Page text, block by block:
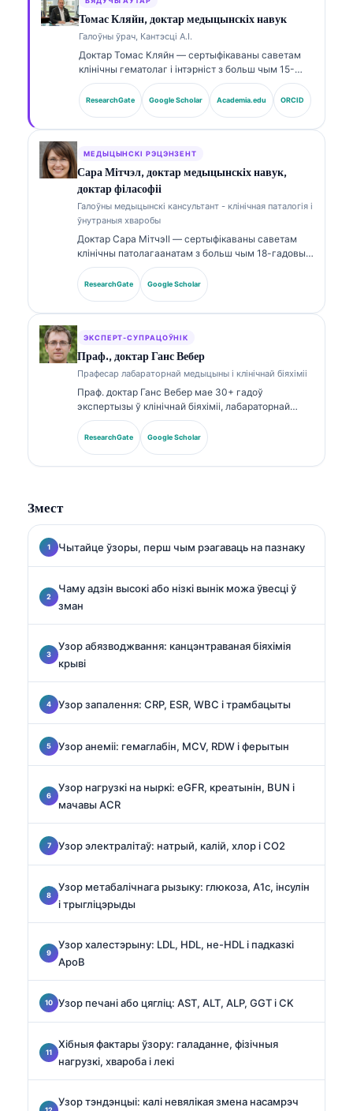
Томас Кляйн, доктар медыцынскіх навук
Галоўны ўрач, Кантэсці А.І.
Доктар Томас Кляйн — сертыфікаваны саветам
клінічны гематолаг і інтэрніст з больш чым 15-
гадовым досвідом у лабараторнай медицині та
клінічным аналізе з використанням ШІ. Як галоўны
медыцынскі дырэктар у Kantesti AI, ён
Доктар Кляйн шырока публікуецца па
інтэрпрэтацыі біямаркераў і лабараторнай
дыягностыцы па тэмах лабараторнай медыцыны.
ResearchGate Google Scholar Academia.edu ORCID
МЕДЫЦЫНСКІ РЭЦЭНЗЕНТ
Сара Мітчэл, доктар медыцынскіх навук,
доктар філасофіі
Галоўны медыцынскі кансультант - клінічная паталогія і
ўнутраныя хваробы
Доктар Сара Мітчэll — сертыфікаваны саветам
клінічны патолагаанатам з больш чым 18-гадовым
досведам у лабараторнай медыцыне і
дыягнастычным аналізе. Яна мае
спецыялізаваныя сертыфікаты па клінічнай біяхіміі
ResearchGate Google Scholar
ЭКСПЕРТ-СУПРАЦОЎНІК
Праф., доктар Ганс Вебер
Прафесар лабараторнай медыцыны і клінічнай біяхіміі
Праф. доктар Ганс Вебер мае 30+ гадоў
экспертызы ў клінічнай біяхіміі, лабараторнай
медыцыне і даследаваннях біямаркераў. Былы
прэзідэнт Нямецкага таварыства клінічнай хіміі,
ён спецыялізуецца на аналізе дыягнастычных
ResearchGate Google Scholar
Змест
Чытайце ўзоры, перш чым рэагаваць на пазнаку
Чаму адзін высокі або нізкі вынік можа ўвесці ў
зман
Узор абязводжвання: канцэнтраваная біяхімія
крыві
Узор запалення: CRP, ESR, WBC і трамбацыты
Узор анеміі: гемаглабін, MCV, RDW і ферытын
Узор нагрузкі на ныркі: eGFR, креатынін, BUN і
мачавы ACR
Узор электралітаў: натрый, калій, хлор і CO2
Узор метабалічнага рызыку: глюкоза, A1c, інсулін
і трыгліцэрыды
Узор халестэрыну: LDL, HDL, не-HDL і падказкі
ApoB
Узор печані або цягліц: AST, ALT, ALP, GGT і CK
Хібныя фактары ўзору: галаданне, фізічныя
нагрузкі, хвароба і лекі
Узор тэндэнцыі: калі невялікая змена насамрэч